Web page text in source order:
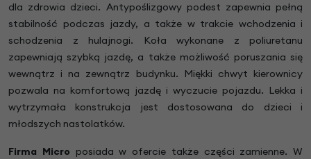
dla zdrowia dzieci. Antypoślizgowy podest zapewnia pełną
stabilność podczas jazdy, a także w trakcie wchodzenia i
schodzenia z hulajnogi. Koła wykonane z poliuretanu
zapewniają szybką jazdę, a także możliwość poruszania się
wewnątrz i na zewnątrz budynku. Miękki chwyt kierownicy
pozwala na komfortową jazdę i wyczucie pojazdu. Lekka i
wytrzymała konstrukcja jest dostosowana do dzieci i
młodszych nastolatków.
Firma Micro posiada w ofercie także części zamienne. W